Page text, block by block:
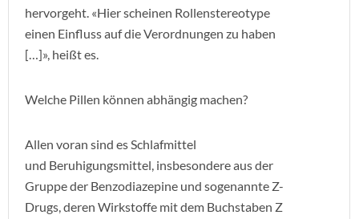
hervorgeht. «Hier scheinen Rollenstereotype
einen Einfluss auf die Verordnungen zu haben
[…]», heißt es.
Welche Pillen können abhängig machen?
Allen voran sind es Schlafmittel
und Beruhigungsmittel, insbesondere aus der
Gruppe der Benzodiazepine und sogenannte Z-
Drugs, deren Wirkstoffe mit dem Buchstaben Z